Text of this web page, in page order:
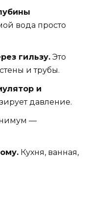
вода просто
гильзу. Это
и трубы.
и
давление.
—
Кухня, ванная,